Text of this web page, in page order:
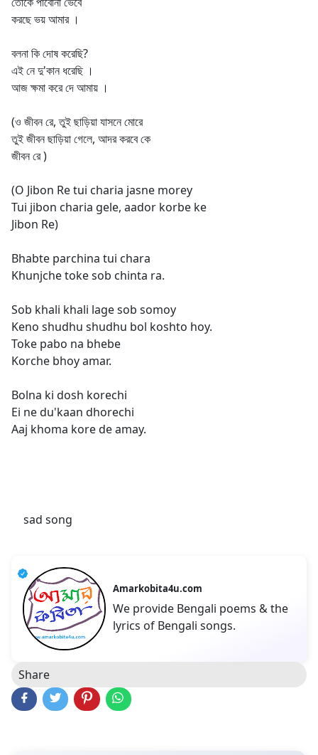
করছে ভয় আমার ।
বলনা কি দোষ করেছি?
এই নে দু'কান ধরেছি ।
আজ ক্ষমা করে দে আমায় ।
(ও জীবন রে, তুই ছাড়িয়া যাসনে মোরে
তুই জীবন ছাড়িয়া গেলে, আদর করবে কে
জীবন রে )
(O Jibon Re tui charia jasne morey
Tui jibon charia gele, aador korbe ke
Jibon Re)
Bhabte parchina tui chara
Khunjche toke sob chinta ra.
Sob khali khali lage sob somoy
Keno shudhu shudhu bol koshto hoy.
Toke pabo na bhebe
Korche bhoy amar.
Bolna ki dosh korechi
Ei ne du'kaan dhorechi
Aaj khoma kore de amay.
sad song
Amarkobita4u.com
We provide Bengali poems & the
lyrics of Bengali songs.
Share